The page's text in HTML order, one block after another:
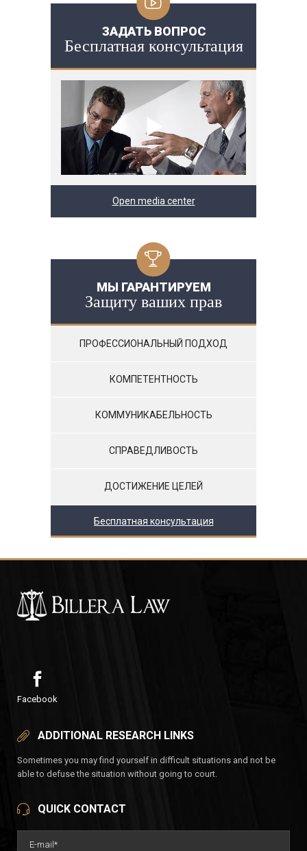
ЗАДАТЬ ВОПРОС
Бесплатная консультация
Open media center
МЫ ГАРАНТИРУЕМ
Защиту ваших прав
ПРОФЕССИОНАЛЬНЫЙ ПОДХОД
КОМПЕТЕНТНОСТЬ
КОММУНИКАБЕЛЬНОСТЬ
СПРАВЕДЛИВОСТЬ
ДОСТИЖЕНИЕ ЦЕЛЕЙ
Бесплатная консультация
Facebook
ADDITIONAL RESEARCH LINKS
Sometimes you may find yourself in difficult situations and not be
able to defuse the situation without going to court.
QUICK CONTACT